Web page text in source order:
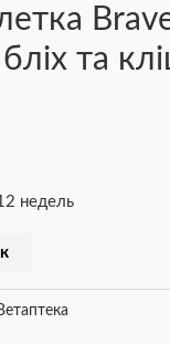
та
недель